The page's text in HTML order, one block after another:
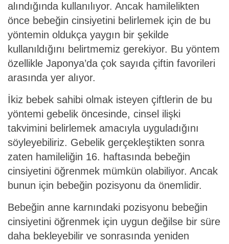
alındığında kullanılıyor. Ancak hamilelikten
önce bebeğin cinsiyetini belirlemek için de bu
yöntemin oldukça yaygın bir şekilde
kullanıldığını belirtmemiz gerekiyor. Bu yöntem
özellikle Japonya’da çok sayıda çiftin favorileri
arasında yer alıyor.
İkiz bebek sahibi olmak isteyen çiftlerin de bu
yöntemi gebelik öncesinde, cinsel ilişki
takvimini belirlemek amacıyla uyguladığını
söyleyebiliriz. Gebelik gerçekleştikten sonra
zaten hamileliğin 16. haftasında bebeğin
cinsiyetini öğrenmek mümkün olabiliyor. Ancak
bunun için bebeğin pozisyonu da önemlidir.
Bebeğin anne karnındaki pozisyonu bebeğin
cinsiyetini öğrenmek için uygun değilse bir süre
daha bekleyebilir ve sonrasında yeniden